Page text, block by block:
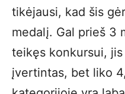
tikėjausi, kad šis
medalį. Gal prieš 3
teikęs konkursui,
įvertintas, bet liko